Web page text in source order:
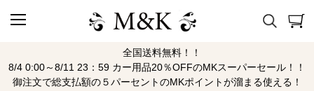
全国送料無料！！
8/4 0:00～8/11 23：59 カー用品20％OFFのMKスーパーセール！！
御注文で総支払額の５パーセントのMKポイントが溜まる使える！